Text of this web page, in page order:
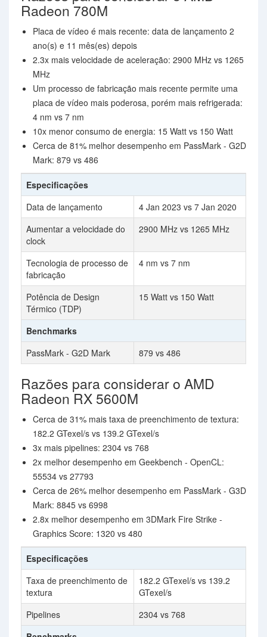
Radeon 780M
Placa de vídeo é mais recente: data de lançamento 2
ano(s) e 11 mês(es) depois
2.3x mais velocidade de aceleração: 2900 MHz vs 1265
MHz
Um processo de fabricação mais recente permite uma
placa de vídeo mais poderosa, porém mais refrigerada:
4 nm vs 7 nm
10x menor consumo de energia: 15 Watt vs 150 Watt
Cerca de 81% melhor desempenho em PassMark - G2D
Mark: 879 vs 486
Especificações
Data de lançamento
4 Jan 2023 vs 7 Jan 2020
Aumentar a velocidade do
clock
2900 MHz vs 1265 MHz
Tecnologia de processo de
fabricação
4 nm vs 7 nm
Potência de Design
Térmico (TDP)
15 Watt vs 150 Watt
Benchmarks
PassMark - G2D Mark
879 vs 486
Razões para considerar o AMD
Radeon RX 5600M
Cerca de 31% mais taxa de preenchimento de textura:
182.2 GTexel/s vs 139.2 GTexel/s
3x mais pipelines: 2304 vs 768
2x melhor desempenho em Geekbench - OpenCL:
55534 vs 27793
Cerca de 26% melhor desempenho em PassMark - G3D
Mark: 8845 vs 6998
2.8x melhor desempenho em 3DMark Fire Strike -
Graphics Score: 1320 vs 480
Especificações
Taxa de preenchimento de
textura
182.2 GTexel/s vs 139.2
GTexel/s
Pipelines
2304 vs 768